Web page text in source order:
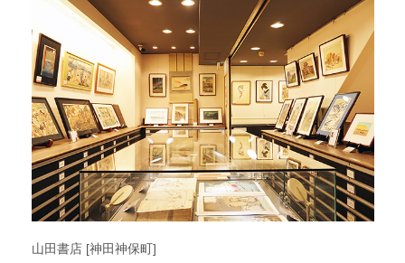
山田書店 [神田神保町]